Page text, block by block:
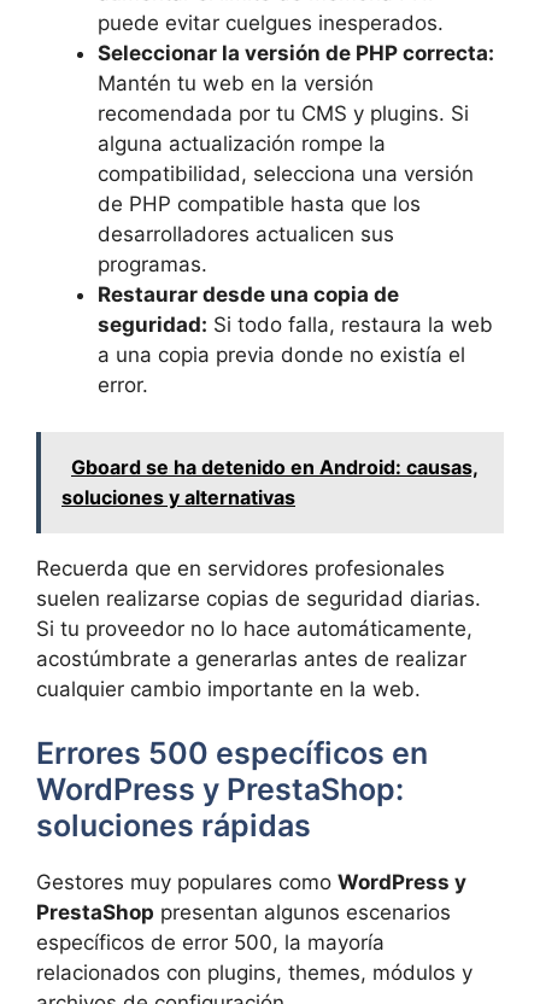
puede evitar cuelgues inesperados.
Seleccionar la versión de PHP correcta:
Mantén tu web en la versión
recomendada por tu CMS y plugins. Si
alguna actualización rompe la
compatibilidad, selecciona una versión
de PHP compatible hasta que los
desarrolladores actualicen sus
programas.
Restaurar desde una copia de
seguridad: Si todo falla, restaura la web
a una copia previa donde no existía el
error.
Gboard se ha detenido en Android: causas,
soluciones y alternativas
Recuerda que en servidores profesionales
suelen realizarse copias de seguridad diarias.
Si tu proveedor no lo hace automáticamente,
acostúmbrate a generarlas antes de realizar
cualquier cambio importante en la web.
Errores 500 específicos en
WordPress y PrestaShop:
soluciones rápidas
Gestores muy populares como WordPress y
PrestaShop presentan algunos escenarios
específicos de error 500, la mayoría
relacionados con plugins, themes, módulos y